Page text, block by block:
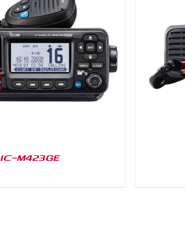
IC-M423GE
DETAILS